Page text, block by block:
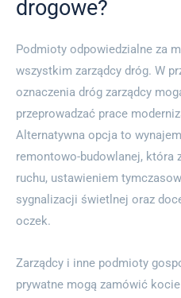
drogowe?
Podmioty odpowiedzialne za
wszystkim zarządcy dróg. W
oznaczenia dróg zarządcy
przeprowadzać prace
Alternatywna opcja to
remontowo-budowlanej, która
ruchu, ustawieniem
sygnalizacji świetlnej oraz
oczek.
Zarządcy i inne podmioty
prywatne mogą zamówić